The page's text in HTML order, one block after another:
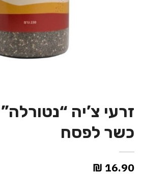
כשר לפסח
16.90
₪